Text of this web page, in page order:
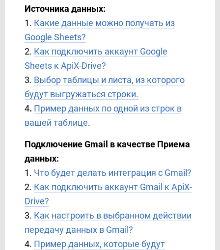
Источника данных:
1. Какие данные можно получать из
Google Sheets?
2. Как подключить аккаунт Google
Sheets к ApiX-Drive?
3. Выбор таблицы и листа, из которого
будут выгружаться строки.
4. Пример данных по одной из строк в
вашей таблице.
Подключение Gmail в качестве Приема
данных:
1. Что будет делать интеграция с Gmail?
2. Как подключить аккаунт Gmail к ApiX-
Drive?
3. Как настроить в выбранном действии
передачу данных в Gmail?
4. Пример данных, которые будут